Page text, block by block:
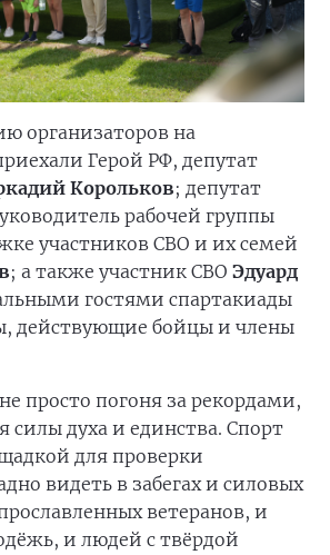
организаторов на
Герой РФ, депутат
Корольков; депутат
рабочей группы
участников СВО и их семей
; а также участник СВО Эдуард
гостями спартакиады
действующие бойцы и члены
просто погоня за рекордами,
силы духа и единства. Спорт
для проверки
видеть в забегах и силовых
ветеранов, и
и людей с твёрдой